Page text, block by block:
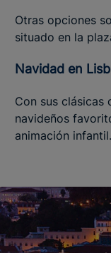
Otras opciones
situado en la
Navidad en
Con sus clásicas
navideños
animación